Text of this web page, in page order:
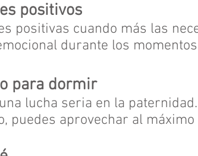
positivos
positivas cuando más las
durante los
para dormir
lucha seria en la
puedes aprovechar al